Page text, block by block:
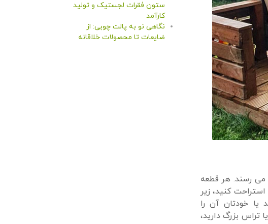
می رسند. هر قطعه
کنید، زیر
یا خودتان آن را
تراس بزرگ دارید،
ستون فقرات لجستیک و تولید
کارآمد
نگاهی نو به پالت چوبی: از
ضایعات تا محصولات خلاقانه